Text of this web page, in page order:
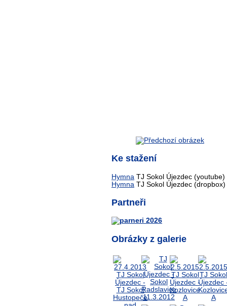
Ke stažení
Hymna TJ Sokol Újezdec (youtube)
Hymna TJ Sokol Újezdec (dropbox)
Partneři
Obrázky z galerie